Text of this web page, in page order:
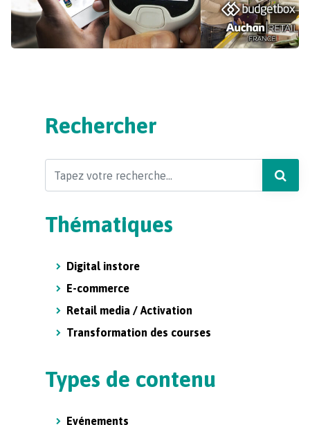
Rechercher
Thématiques
Digital instore
E-commerce
Retail media / Activation
Transformation des courses
Types de contenu
Evénements